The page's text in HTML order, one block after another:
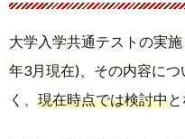
大学入学共通テストの実
年3月現在)、その内容に
く、 現在時点では検討中